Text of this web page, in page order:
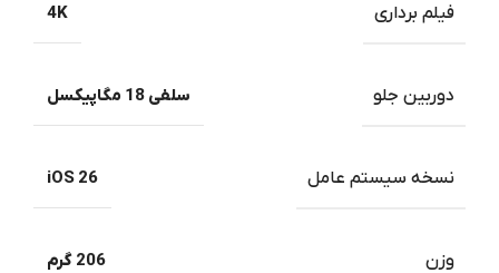
فیلم برداری 4K
دوربین جلو سلفی 18 مگاپیکسل
نسخه سیستم عامل iOS 26
وزن 206 گرم